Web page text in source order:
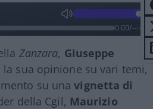
0:00/--:--
Zanzara, Giuseppe
la sua opinione su vari temi,
su unavignetta di
della Cgil, Maurizio